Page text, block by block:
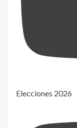
Elecciones 2026